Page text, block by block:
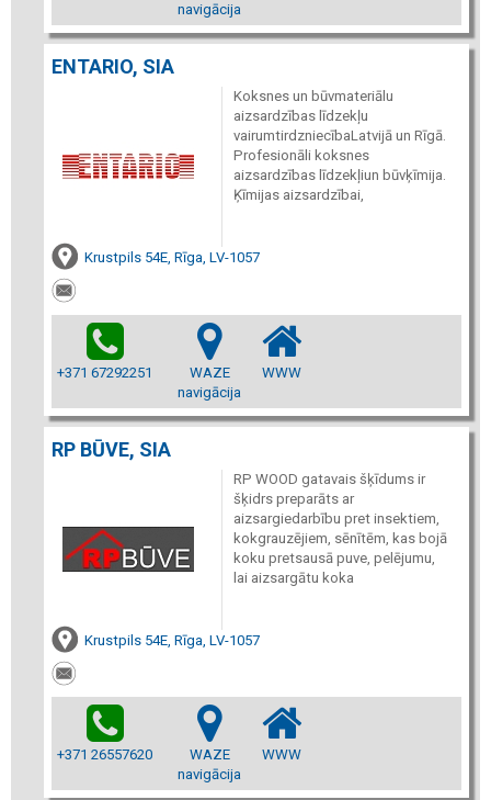
navigācija
ENTARIO, SIA
Koksnes un būvmateriālu
aizsardzības līdzekļu
vairumtirdzniecībaLatvijā un Rīgā.
Profesionāli koksnes
aizsardzības līdzekļiun būvķīmija.
Ķīmijas aizsardzībai,
Krustpils 54E, Rīga, LV-1057
+371 67292251
WAZE
navigācija
WWW
RP BŪVE, SIA
RP WOOD gatavais šķīdums ir
šķidrs preparāts ar
aizsargiedarbību pret insektiem,
kokgrauzējiem, sēnītēm, kas bojā
koku pretsausā puve, pelējumu,
lai aizsargātu koka
Krustpils 54E, Rīga, LV-1057
+371 26557620
WAZE
navigācija
WWW